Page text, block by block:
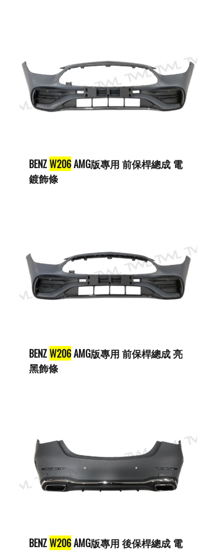
BENZW206AMG版專用 前保桿總成 電
鍍飾條
BENZW206AMG版專用 前保桿總成 亮
黑飾條
BENZW206AMG版專用 後保桿總成 電